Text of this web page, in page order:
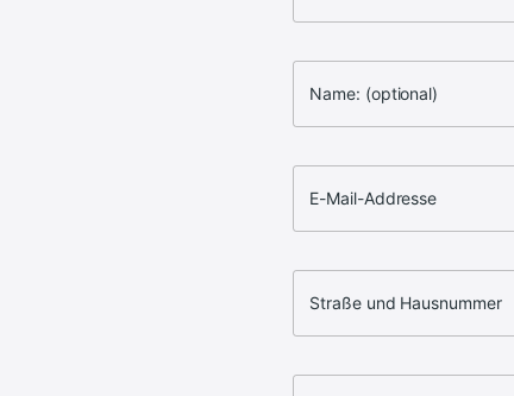
Name: (optional)
E-Mail-Addresse
Straße und Hausnummer